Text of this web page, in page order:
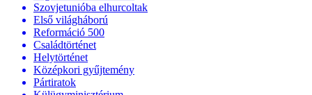
Szovjetunióba elhurcoltak
Első világháború
Reformáció 500
Családtörténet
Helytörténet
Középkori gyűjtemény
Pártiratok